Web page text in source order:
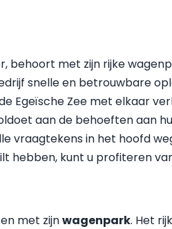
behoort met zijn rijke
snelle en betrouwbare
Egeïsche Zee met elkaar
aan de behoeften aan
vraagtekens in het hoofd
kunt u profiteren
met zijnwagenpark. Het